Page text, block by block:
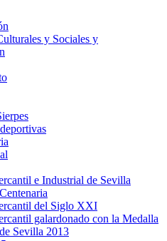
y Sociales y
e Industrial de Sevilla
del Siglo XXI
galardonado con la Medalla
Sevilla 2013